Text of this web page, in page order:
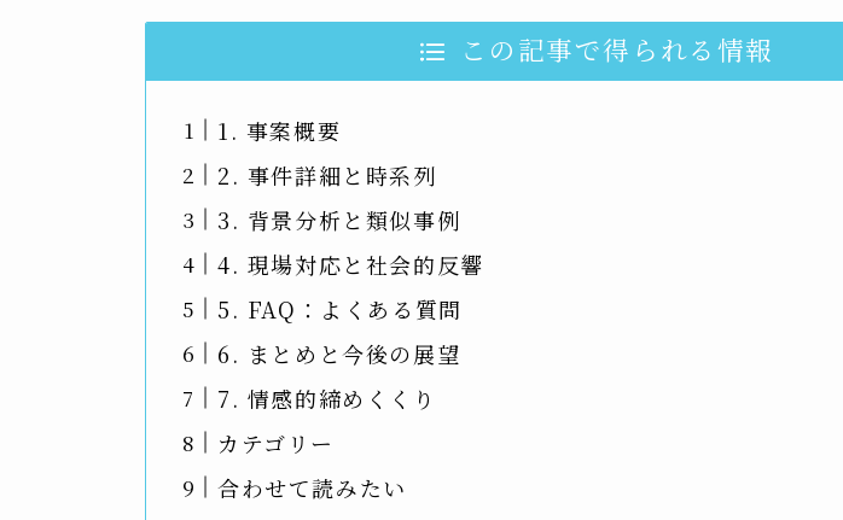
この記事で得られる情報
1. 事案概要
2. 事件詳細と時系列
3. 背景分析と類似事例
4. 現場対応と社会的反響
5. FAQ：よくある質問
6. まとめと今後の展望
7. 情感的締めくくり
カテゴリー
合わせて読みたい